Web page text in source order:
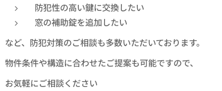
防犯性の高い鍵に交換したい
窓の補助錠を追加したい
など、防犯対策のご相談も多数いただいております。
物件条件や構造に合わせたご提案も可能ですので、
お気軽にご相談ください😊✨